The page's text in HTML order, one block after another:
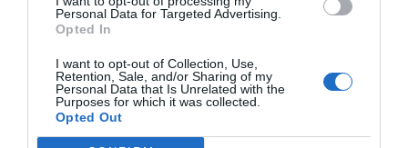
Personal Data for Targeted Advertising.
Opted In
I want to opt-out of Collection, Use,
Retention, Sale, and/or Sharing of my
Personal Data that Is Unrelated with the
Purposes for which it was collected.
Opted Out
Kattints a fotókra a galéria megtekintéséhez!